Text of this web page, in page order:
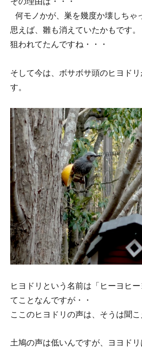
何モノかが、巣を幾度か壊しちゃ
思えば、雛も消えていたかもです。
狙われてたんですね・・・
そして今は、ボサボサ頭のヒヨド
す。
ヒヨドリという名前は「ヒーヨヒ
てことなんですが・・
ここのヒヨドリの声は、そうは聞こ
土鳩の声は低いんですが、ヨヨドリ